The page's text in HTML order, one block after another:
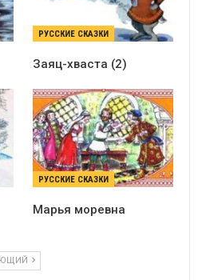
РУССКИЕ СКАЗКИ
Заяц-хваста (2)
РУССКИЕ СКАЗКИ
Марья моревна